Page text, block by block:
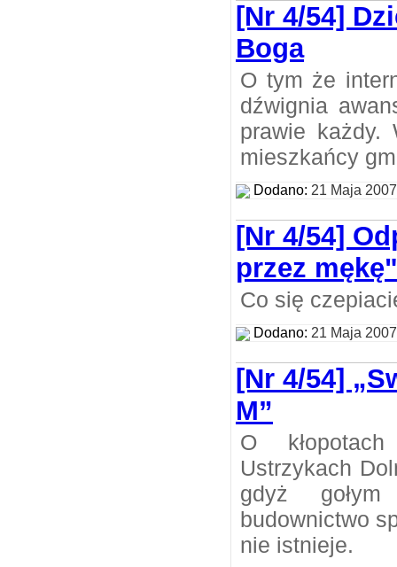
[Nr 4/54]
Boga
O tym że
dźwignia
prawie każdy.
mieszkańcy
Dodano: 21 Maja 2007
[Nr 4/54]
przez mękę"
Co się
Dodano: 21 Maja 2007
[Nr 4/54]
M”
O
Ustrzykach
gdyż
budownictwo
nie istnieje.